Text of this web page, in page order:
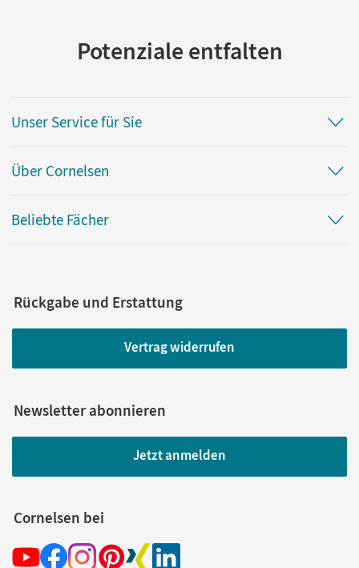
Potenziale entfalten
Unser Service für Sie
Über Cornelsen
Beliebte Fächer
Rückgabe und Erstattung
Vertrag widerrufen
Newsletter abonnieren
Jetzt anmelden
Cornelsen bei